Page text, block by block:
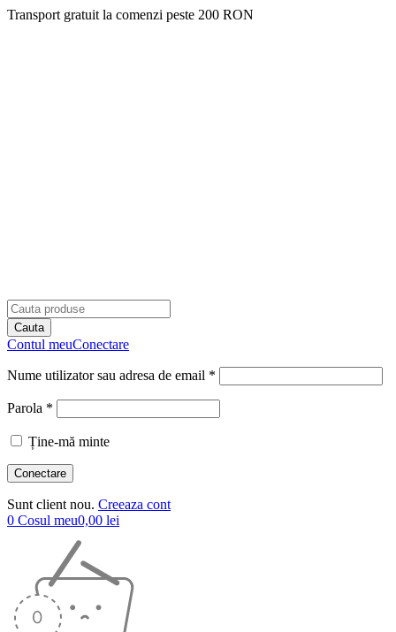
Transport gratuit la comenzi peste 200 RON
Contul meuConectare
Nume utilizator sau adresa de email *
Parola *
Ține-mă minte
Sunt client nou. Creeaza cont
0 Cosul meu0,00 lei